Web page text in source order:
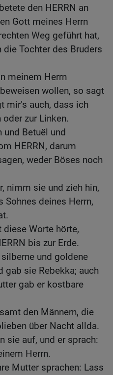
den HERRN an
Gott meines Herrn
Weg geführt hat,
Tochter des Bruders
meinem Herrn
wollen, so sagt
mir’s auch, dass ich
zur Linken.
und Betuël und
HERRN, darum
weder Böses noch
nimm sie und zieh hin,
Sohnes deines Herrn,
Worte hörte,
bis zur Erde.
und goldene
gab sie Rebekka; auch
gab er kostbare
den Männern, die
über Nacht allda.
sie auf, und er sprach:
Herrn.
Mutter sprachen: Lass